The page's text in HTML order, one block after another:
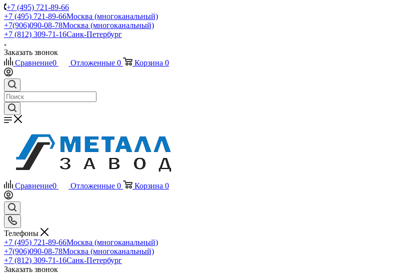
+7 (495) 721-89-66
+7 (495) 721-89-66Москва (многоканальный)
+7(906)090-08-78Москва (многоканальный)
+7 (812) 309-71-16Санк-Петербург
Заказать звонок
Сравнение0 Отложенные 0 Корзина 0
Сравнение0 Отложенные 0 Корзина 0
Телефоны
+7 (495) 721-89-66Москва (многоканальный)
+7(906)090-08-78Москва (многоканальный)
+7 (812) 309-71-16Санк-Петербург
Заказать звонок